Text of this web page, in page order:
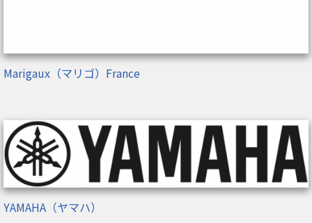
Marigaux（マリゴ）France
YAMAHA（ヤマハ）